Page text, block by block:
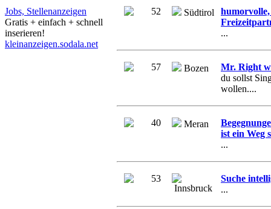
Jobs, Stellenanzeigen
Gratis + einfach + schnell
inserieren!
kleinanzeigen.sodala.net
52 Südtirol
...
57 Bozen
Mr. Right
du sollst
wollen....
40 Meran
ist ein Weg
...
53
Innsbruck
Suche
...